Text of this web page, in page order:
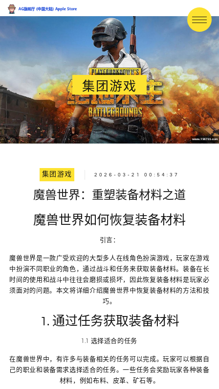
集团游戏
集团游戏 2026-03-21 00:54:37
魔兽世界：重塑装备材料之道
魔兽世界如何恢复装备材料
引言：
魔兽世界是一款广受欢迎的大型多人在线角色扮演游戏，玩家在游戏
中扮演不同职业的角色，通过战斗和任务来获取装备材料。装备在长
时间的使用和战斗中往往会磨损或损坏，因此恢复装备材料是玩家必
须面对的问题。本文将详细介绍魔兽世界中恢复装备材料的方法和技
巧。
1. 通过任务获取装备材料
1.1 选择适合的任务
在魔兽世界中，有许多与装备相关的任务可以完成。玩家可以根据自
己的职业和装备需求选择适合的任务。一些任务会奖励玩家各种装备
材料，例如布料、皮革、矿石等。